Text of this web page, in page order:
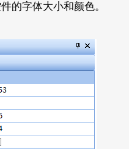
的字体大小和颜色。